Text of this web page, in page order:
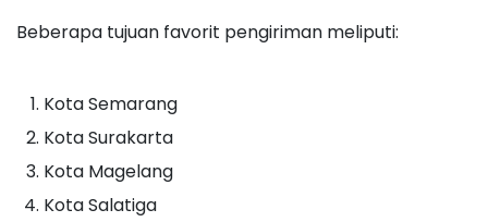
Beberapa tujuan favorit pengiriman meliputi:
Kota Semarang
Kota Surakarta
Kota Magelang
Kota Salatiga